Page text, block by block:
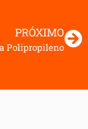
PRÓXIMO
Polipropileno